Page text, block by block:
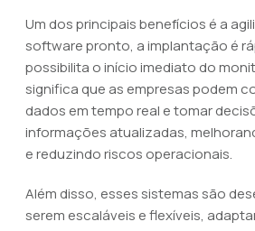
Um dos principais benefícios é a
software pronto, a implantação é
possibilita o início imediato do
significa que as empresas podem
dados em tempo real e tomar
informações atualizadas,
e reduzindo riscos operacionais.
Além disso, esses sistemas são
serem escaláveis e flexíveis,